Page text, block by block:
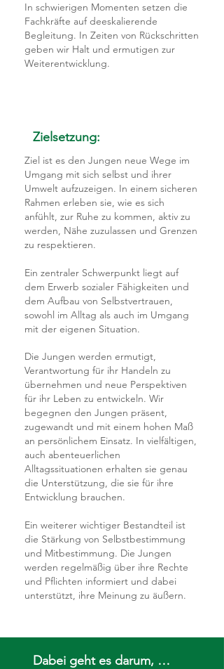
In schwierigen Momenten setzen die
Fachkräfte auf deeskalierende
Begleitung. In Zeiten von Rückschritten
geben wir Halt und ermutigen zur
Weiterentwicklung.
Zielsetzung:
Ziel ist es den Jungen neue Wege im
Umgang mit sich selbst und ihrer
Umwelt aufzuzeigen. In einem sicheren
Rahmen erleben sie, wie es sich
anfühlt, zur Ruhe zu kommen, aktiv zu
werden, Nähe zuzulassen und Grenzen
zu respektieren.
Ein zentraler Schwerpunkt liegt auf
dem Erwerb sozialer Fähigkeiten und
dem Aufbau von Selbstvertrauen,
sowohl im Alltag als auch im Umgang
mit der eigenen Situation.
Die Jungen werden ermutigt,
Verantwortung für ihr Handeln zu
übernehmen und neue Perspektiven
für ihr Leben zu entwickeln. Wir
begegnen den Jungen präsent,
zugewandt und mit einem hohen Maß
an persönlichem Einsatz. In vielfältigen,
auch abenteuerlichen
Alltagssituationen erhalten sie genau
die Unterstützung, die sie für ihre
Entwicklung brauchen.
Ein weiterer wichtiger Bestandteil ist
die Stärkung von Selbstbestimmung
und Mitbestimmung. Die Jungen
werden regelmäßig über ihre Rechte
und Pflichten informiert und dabei
unterstützt, ihre Meinung zu äußern.
Dabei geht es darum, …